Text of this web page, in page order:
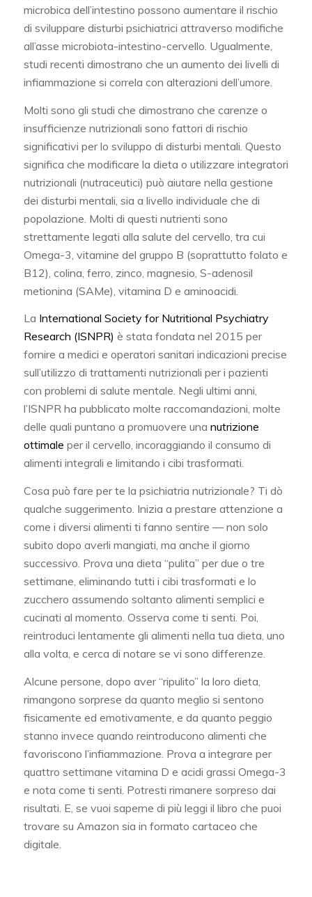
microbica dell’intestino possono aumentare il rischio
di sviluppare disturbi psichiatrici attraverso modifiche
all’asse microbiota-intestino-cervello. Ugualmente,
studi recenti dimostrano che un aumento dei livelli di
infiammazione si correla con alterazioni dell’umore.
Molti sono gli studi che dimostrano che carenze o
insufficienze nutrizionali sono fattori di rischio
significativi per lo sviluppo di disturbi mentali. Questo
significa che modificare la dieta o utilizzare integratori
nutrizionali (nutraceutici) può aiutare nella gestione
dei disturbi mentali, sia a livello individuale che di
popolazione. Molti di questi nutrienti sono
strettamente legati alla salute del cervello, tra cui
Omega-3, vitamine del gruppo B (soprattutto folato e
B12), colina, ferro, zinco, magnesio, S-adenosil
metionina (SAMe), vitamina D e aminoacidi.
La International Society for Nutritional Psychiatry
Research (ISNPR) è stata fondata nel 2015 per
fornire a medici e operatori sanitari indicazioni precise
sull’utilizzo di trattamenti nutrizionali per i pazienti
con problemi di salute mentale. Negli ultimi anni,
l’ISNPR ha pubblicato molte raccomandazioni, molte
delle quali puntano a promuovere una nutrizione
ottimale per il cervello, incoraggiando il consumo di
alimenti integrali e limitando i cibi trasformati.
Cosa può fare per te la psichiatria nutrizionale? Ti dò
qualche suggerimento. Inizia a prestare attenzione a
come i diversi alimenti ti fanno sentire — non solo
subito dopo averli mangiati, ma anche il giorno
successivo. Prova una dieta “pulita” per due o tre
settimane, eliminando tutti i cibi trasformati e lo
zucchero assumendo soltanto alimenti semplici e
cucinati al momento. Osserva come ti senti. Poi,
reintroduci lentamente gli alimenti nella tua dieta, uno
alla volta, e cerca di notare se vi sono differenze.
Alcune persone, dopo aver “ripulito” la loro dieta,
rimangono sorprese da quanto meglio si sentono
fisicamente ed emotivamente, e da quanto peggio
stanno invece quando reintroducono alimenti che
favoriscono l’infiammazione. Prova a integrare per
quattro settimane vitamina D e acidi grassi Omega-3
e nota come ti senti. Potresti rimanere sorpreso dai
risultati. E, se vuoi saperne di più leggi il libro che puoi
trovare su Amazon sia in formato cartaceo che
digitale.